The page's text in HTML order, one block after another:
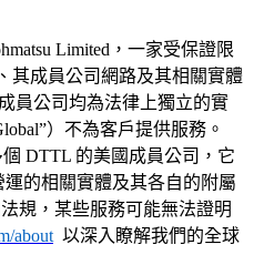
Limited，一家受保證限
其成員公司網路及其相關實體
員公司均為法律上獨立的實
）不為客戶提供服務。
DTTL 的美國成員公司，它
運的相關實體及其各自的附屬
規，某些服務可能無法證明
about 以深入瞭解我們的全球